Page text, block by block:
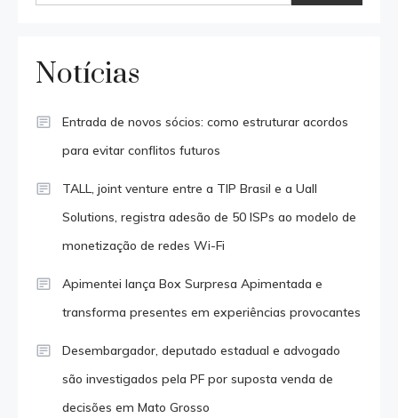
Notícias
Entrada de novos sócios: como estruturar acordos
para evitar conflitos futuros
TALL, joint venture entre a TIP Brasil e a Uall
Solutions, registra adesão de 50 ISPs ao modelo de
monetização de redes Wi-Fi
Apimentei lança Box Surpresa Apimentada e
transforma presentes em experiências provocantes
Desembargador, deputado estadual e advogado
são investigados pela PF por suposta venda de
decisões em Mato Grosso